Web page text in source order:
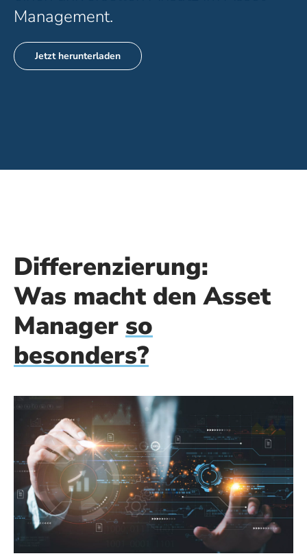
Management.
Jetzt herunterladen
Differenzierung:
Was macht den Asset
Manager so
besonders?